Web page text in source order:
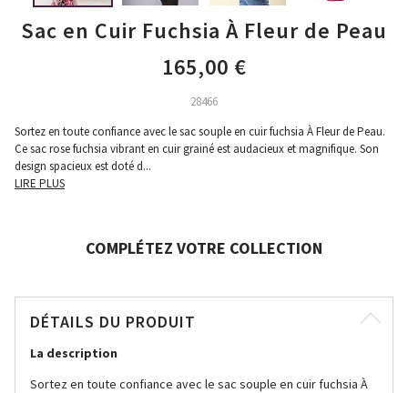
Sac en Cuir Fuchsia À Fleur de Peau
165,00 €
28466
Sortez en toute confiance avec le sac souple en cuir fuchsia À Fleur de Peau.
Ce sac rose fuchsia vibrant en cuir grainé est audacieux et magnifique. Son
design spacieux est doté d...
LIRE PLUS
COMPLÉTEZ VOTRE COLLECTION
DÉTAILS DU PRODUIT
La description
Sortez en toute confiance avec le sac souple en cuir fuchsia À